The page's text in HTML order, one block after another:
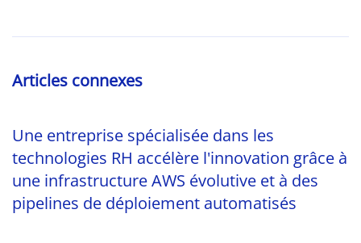
Articles connexes
Une entreprise spécialisée dans les
technologies RH accélère l'innovation grâce à
une infrastructure AWS évolutive et à des
pipelines de déploiement automatisés